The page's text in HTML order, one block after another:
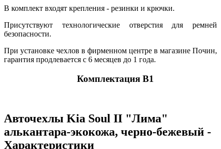
В комплект входят крепления - резинки и крючки.
Присутствуют технологические отверстия для ремней
безопасности.
При установке чехлов в фирменном центре в магазине Почин,
гарантия продлевается с 6 месяцев до 1 года.
Комплектация В1
Авточехлы Kia Soul II "Лима"
алькантара-экокожа, черно-бежевый -
Характеристики